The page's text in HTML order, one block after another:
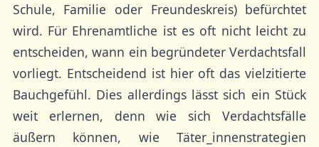
Schule, Familie oder Freundeskreis) befürchtet
wird. Für Ehrenamtliche ist es oft nicht leicht zu
entscheiden, wann ein begründeter Verdachtsfall
vorliegt. Entscheidend ist hier oft das vielzitierte
Bauchgefühl. Dies allerdings lässt sich ein Stück
weit erlernen, denn wie sich Verdachtsfälle
äußern können, wie Täter_innenstrategien